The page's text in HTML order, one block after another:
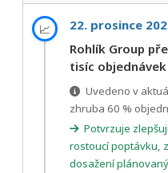
📈
22. prosince
Rohlík Group
tisíc objednávek
Uvedeno v
zhruba 60 %
Potvrzuje
rostoucí poptávku,
dosažení